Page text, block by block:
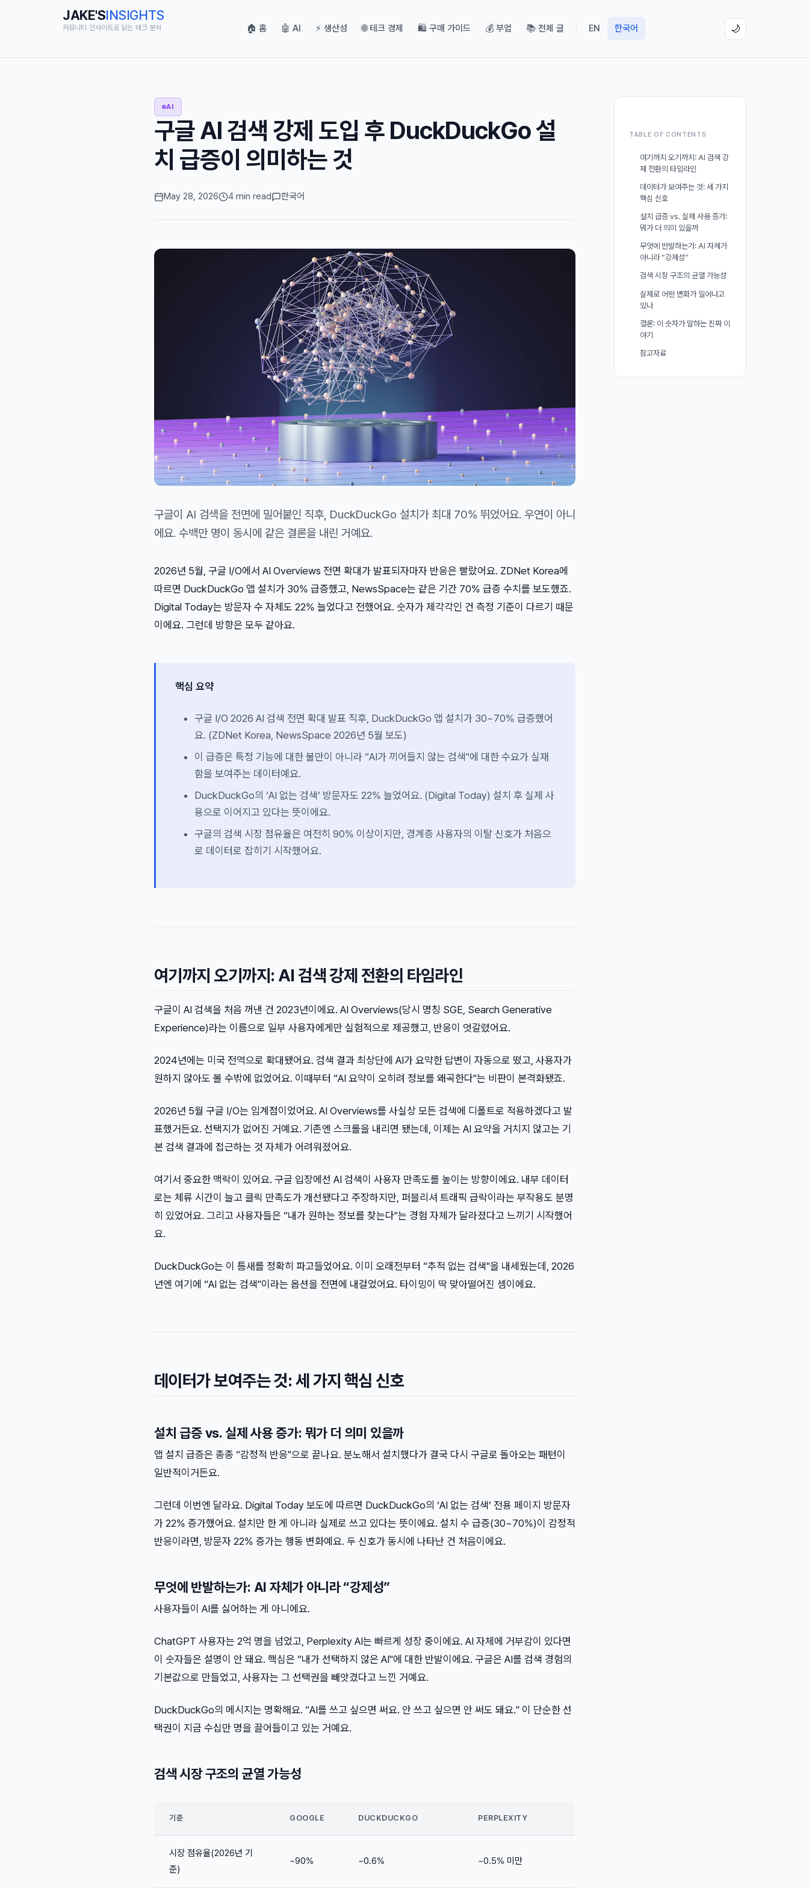
JAKE'SINSIGHTS
커뮤니티 인사이트로 읽는 테크 분석 🏠 홈 🤖 AI ⚡ 생산성 🌐 테크 경제 🛍️ 구매 가이드 💰 부업 📚 전체 글 EN 한국어 🌙
AI
구글 AI 검색 강제 도입 후 DuckDuckGo 설
치 급증이 의미하는 것
May 28, 2026 4 min read 한국어
구글이 AI 검색을 전면에 밀어붙인 직후, DuckDuckGo 설치가 최대 70% 뛰었어요. 우연이 아니
에요. 수백만 명이 동시에 같은 결론을 내린 거예요.
2026년 5월, 구글 I/O에서 AI Overviews 전면 확대가 발표되자마자 반응은 빨랐어요. ZDNet Korea에
따르면 DuckDuckGo 앱 설치가 30% 급증했고, NewsSpace는 같은 기간 70% 급증 수치를 보도했죠.
Digital Today는 방문자 수 자체도 22% 늘었다고 전했어요. 숫자가 제각각인 건 측정 기준이 다르기 때문
이에요. 그런데 방향은 모두 같아요.
핵심 요약
구글 I/O 2026 AI 검색 전면 확대 발표 직후, DuckDuckGo 앱 설치가 30~70% 급증했어
요. (ZDNet Korea, NewsSpace 2026년 5월 보도)
이 급증은 특정 기능에 대한 불만이 아니라 “AI가 끼어들지 않는 검색"에 대한 수요가 실재
함을 보여주는 데이터예요.
DuckDuckGo의 ‘AI 없는 검색’ 방문자도 22% 늘었어요. (Digital Today) 설치 후 실제 사
용으로 이어지고 있다는 뜻이에요.
구글의 검색 시장 점유율은 여전히 90% 이상이지만, 경계층 사용자의 이탈 신호가 처음으
로 데이터로 잡히기 시작했어요.
여기까지 오기까지: AI 검색 강제 전환의 타임라인
구글이 AI 검색을 처음 꺼낸 건 2023년이에요. AI Overviews(당시 명칭 SGE, Search Generative
Experience)라는 이름으로 일부 사용자에게만 실험적으로 제공했고, 반응이 엇갈렸어요.
2024년에는 미국 전역으로 확대됐어요. 검색 결과 최상단에 AI가 요약한 답변이 자동으로 떴고, 사용자가
원하지 않아도 볼 수밖에 없었어요. 이때부터 “AI 요약이 오히려 정보를 왜곡한다"는 비판이 본격화됐죠.
2026년 5월 구글 I/O는 임계점이었어요. AI Overviews를 사실상 모든 검색에 디폴트로 적용하겠다고 발
표했거든요. 선택지가 없어진 거예요. 기존엔 스크롤을 내리면 됐는데, 이제는 AI 요약을 거치지 않고는 기
본 검색 결과에 접근하는 것 자체가 어려워졌어요.
여기서 중요한 맥락이 있어요. 구글 입장에선 AI 검색이 사용자 만족도를 높이는 방향이에요. 내부 데이터
로는 체류 시간이 늘고 클릭 만족도가 개선됐다고 주장하지만, 퍼블리셔 트래픽 급락이라는 부작용도 분명
히 있었어요. 그리고 사용자들은 “내가 원하는 정보를 찾는다"는 경험 자체가 달라졌다고 느끼기 시작했어
요.
DuckDuckGo는 이 틈새를 정확히 파고들었어요. 이미 오래전부터 “추적 없는 검색"을 내세웠는데, 2026
년엔 여기에 “AI 없는 검색"이라는 옵션을 전면에 내걸었어요. 타이밍이 딱 맞아떨어진 셈이에요.
데이터가 보여주는 것: 세 가지 핵심 신호
설치 급증 vs. 실제 사용 증가: 뭐가 더 의미 있을까
앱 설치 급증은 종종 “감정적 반응"으로 끝나요. 분노해서 설치했다가 결국 다시 구글로 돌아오는 패턴이
일반적이거든요.
그런데 이번엔 달라요. Digital Today 보도에 따르면 DuckDuckGo의 ‘AI 없는 검색’ 전용 페이지 방문자
가 22% 증가했어요. 설치만 한 게 아니라 실제로 쓰고 있다는 뜻이에요. 설치 수 급증(30~70%)이 감정적
반응이라면, 방문자 22% 증가는 행동 변화예요. 두 신호가 동시에 나타난 건 처음이에요.
무엇에 반발하는가: AI 자체가 아니라 “강제성”
사용자들이 AI를 싫어하는 게 아니에요.
ChatGPT 사용자는 2억 명을 넘었고, Perplexity AI는 빠르게 성장 중이에요. AI 자체에 거부감이 있다면
이 숫자들은 설명이 안 돼요. 핵심은 “내가 선택하지 않은 AI"에 대한 반발이에요. 구글은 AI를 검색 경험의
기본값으로 만들었고, 사용자는 그 선택권을 빼앗겼다고 느낀 거예요.
DuckDuckGo의 메시지는 명확해요. “AI를 쓰고 싶으면 써요. 안 쓰고 싶으면 안 써도 돼요.” 이 단순한 선
택권이 지금 수십만 명을 끌어들이고 있는 거예요.
검색 시장 구조의 균열 가능성
기준 GOOGLE DUCKDUCKGO PERPLEXITY
시장 점유율(2026년 기
준)
~90% ~0.6% ~0.5% 미만
TABLE OF CONTENTS
여기까지 오기까지: AI 검색 강
제 전환의 타임라인
데이터가 보여주는 것: 세 가지
핵심 신호
설치 급증 vs. 실제 사용 증가:
뭐가 더 의미 있을까
무엇에 반발하는가: AI 자체가
아니라 “강제성”
검색 시장 구조의 균열 가능성
실제로 어떤 변화가 일어나고
있나
결론: 이 숫자가 말하는 진짜 이
야기
참고자료